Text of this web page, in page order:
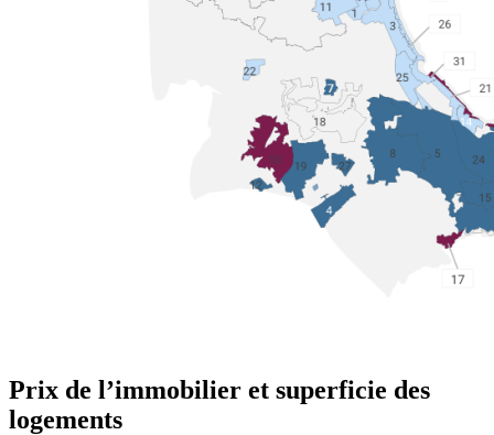
Prix de l’immobilier et superficie des
logements